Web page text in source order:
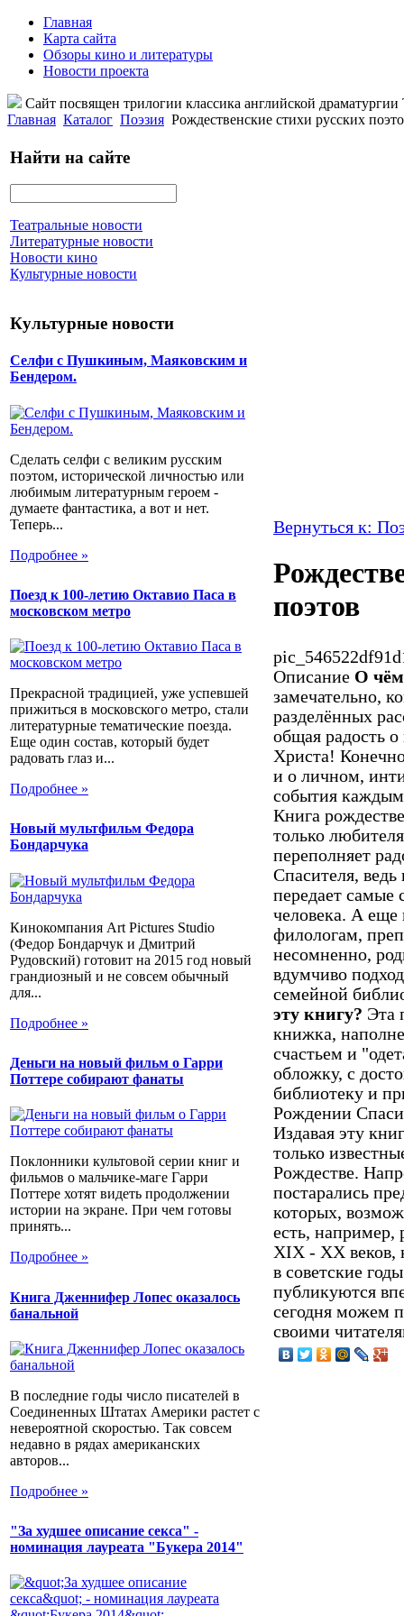
Главная
Карта сайта
Обзоры кино и литературы
Новости проекта
Сайт посвящен трилогии классика английской
Главная Каталог Поэзия Рождественские стихи русских
Найти на сайте
Театральные новости
Литературные новости
Новости кино
Культурные новости
Культурные новости
Селфи с Пушкиным, Маяковским и
Бендером.
Сделать селфи с великим русским
поэтом, исторической личностью или
любимым литературным героем -
думаете фантастика, а вот и нет.
Теперь...
Подробнее »
Поезд к 100-летию Октавио Паса в
московском метро
Прекрасной традицией, уже успевшей
прижиться в московского метро, стали
литературные тематические поезда.
Еще один состав, который будет
радовать глаз и...
Подробнее »
Новый мультфильм Федора
Бондарчука
Кинокомпания Art Pictures Studio
(Федор Бондарчук и Дмитрий
Рудовский) готовит на 2015 год новый
грандиозный и не совсем обычный
для...
Подробнее »
Деньги на новый фильм о Гарри
Поттере собирают фанаты
Поклонники культовой серии книг и
фильмов о мальчике-маге Гарри
Поттере хотят видеть продолжении
истории на экране. При чем готовы
принять...
Подробнее »
Книга Дженнифер Лопес оказалось
банальной
В последние годы число писателей в
Соединенных Штатах Америки растет с
невероятной скоростью. Так совсем
недавно в рядах американских
авторов...
Подробнее »
"За худшее описание секса" -
номинация лауреата "Букера 2014"
Вернуться к:
поэтов
Описание О чём
замечательно,
разделённых
общая радость
Христа!
и о личном,
события
Книга
только
переполняет
Спасителя, ведь
передает самые
человека. А еще
филологам,
несомненно,
вдумчиво
семейной
эту книгу? Эта
книжка,
счастьем и
обложку, с
библиотеку и
Рождении
Издавая эту
только
Рождестве.
постарались
которых,
есть, например,
XIX - XX веков,
в советские
публикуются
сегодня можем
своими